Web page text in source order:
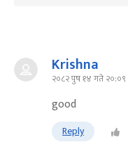
Krishna
२०८२ पुष १४ गते २०:०९
good
Reply